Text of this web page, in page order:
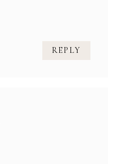
REPLY